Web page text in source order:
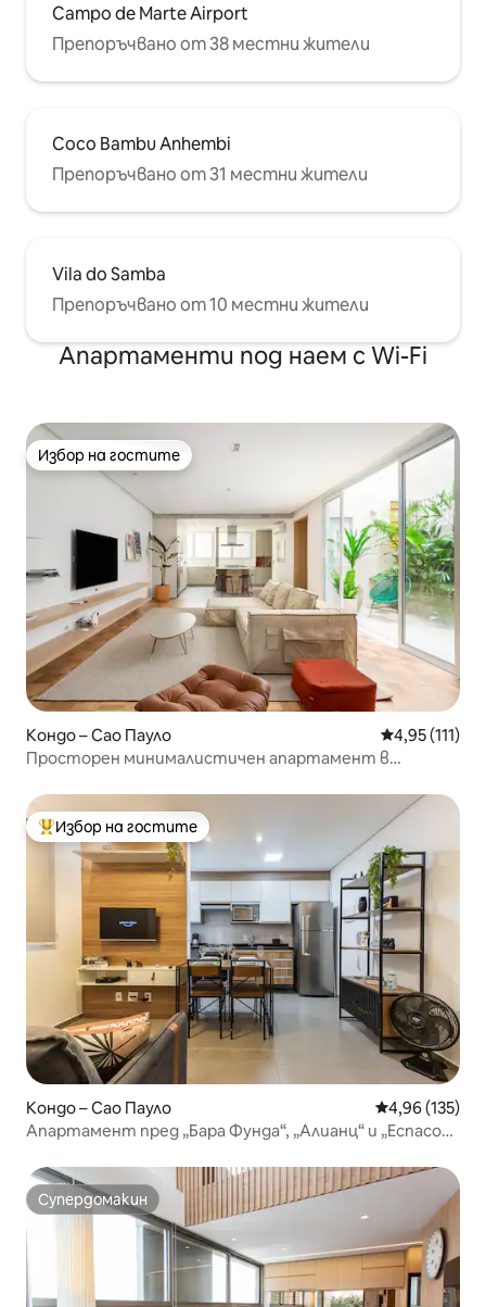
Campo de Marte Airport
Препоръчвано от 38 местни жители
Coco Bambu Anhembi
Препоръчвано от 31 местни жители
Vila do Samba
Препоръчвано от 10 местни жители
Апартаменти под наем с Wi-Fi
Избор на гостите
Избор на гостите
Кондо – Сао Пауло Средна
4,95 (111)
Просторен минималистичен апартамент в
Най-популярен избор на гостите
Избор на гостите
Кондо – Сао Пауло Средна
4,96 (135)
Апартамент пред „Бара Фунда“, „Алианц“ и „Еспасо
Супердомакин
Супердомакин